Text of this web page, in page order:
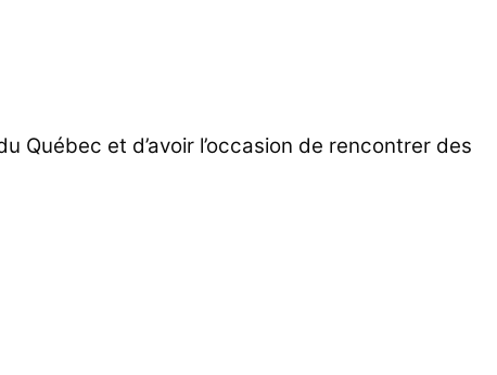
Québec et d’avoir l’occasion de rencontrer des